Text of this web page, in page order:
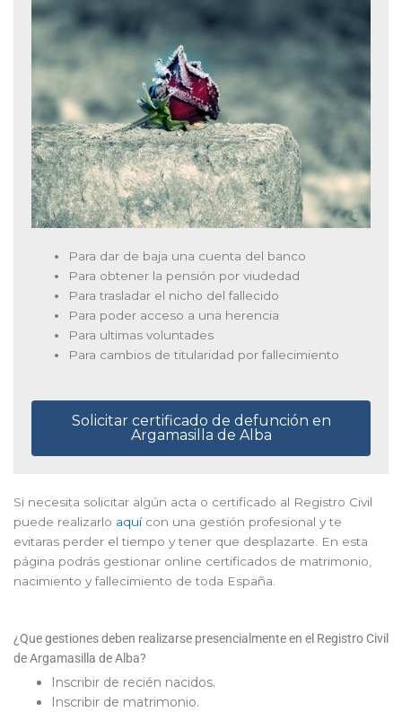
Para dar de baja una cuenta del banco
Para obtener la pensión por viudedad
Para trasladar el nicho del fallecido
Para poder acceso a una herencia
Para ultimas voluntades
Para cambios de titularidad por fallecimiento
Solicitar certificado de defunción en
Argamasilla de Alba
Si necesita solicitar algún acta o certificado al Registro Civil
puede realizarlo aquícon una gestión profesional y te
evitaras perder el tiempo y tener que desplazarte. En esta
página podrás gestionar online certificados de matrimonio,
nacimiento y fallecimiento de toda España.
¿Que gestiones deben realizarse presencialmente en el Registro Civil
de Argamasilla de Alba?
Inscribir de recién nacidos.
Inscribir de matrimonio.